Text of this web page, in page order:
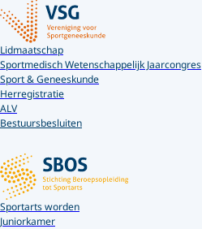
Lidmaatschap
Sportmedisch Wetenschappelijk Jaarcongres
Sport & Geneeskunde
Herregistratie
ALV
Bestuursbesluiten
Sportarts worden
Juniorkamer